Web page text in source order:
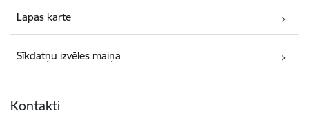
Lapas karte
Sīkdatņu izvēles maiņa
Kontakti